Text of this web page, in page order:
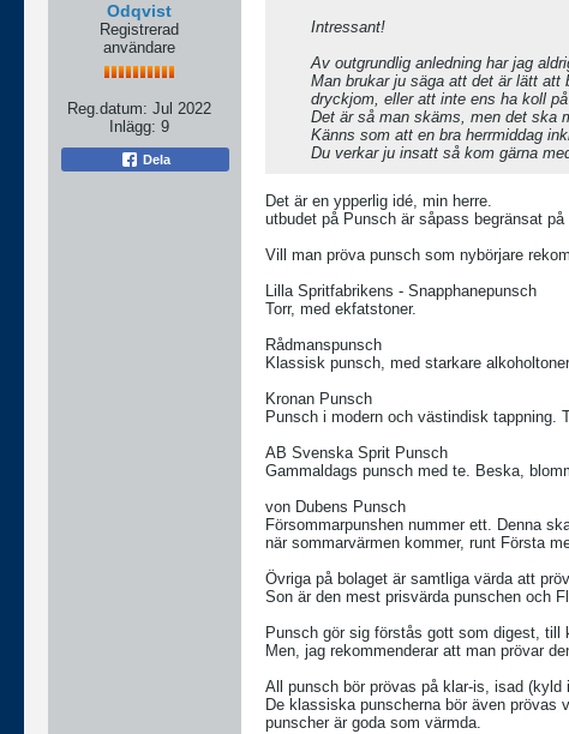
Odqvist
Registrerad
användare
Reg.datum: Jul 2022
Inlägg: 9
Dela
Intressant!
Av outgrundlig anledning har jag
Man brukar ju säga att det är lätt att
dryckjom, eller att inte ens ha koll
Det är så man skäms, men det ska
Känns som att en bra herrmiddag
Du verkar ju insatt så kom gärna
Det är en ypperlig idé, min herre.
utbudet på Punsch är såpass begränsat
Vill man pröva punsch som nybörjare
Lilla Spritfabrikens - Snapphanepunsch
Torr, med ekfatstoner.
Rådmanspunsch
Klassisk punsch, med starkare
Kronan Punsch
Punsch i modern och västindisk tappning.
AB Svenska Sprit Punsch
Gammaldags punsch med te. Beska,
von Dubens Punsch
Försommarpunshen nummer ett. Denna
när sommarvärmen kommer, runt Första
Övriga på bolaget är samtliga värda att
Son är den mest prisvärda punschen och
Punsch gör sig förstås gott som digest, till
Men, jag rekommenderar att man prövar
All punsch bör prövas på klar-is, isad
De klassiska punscherna bör även
punscher är goda som värmda.